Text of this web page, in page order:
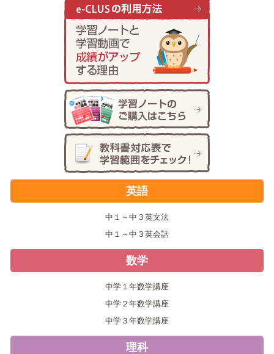
英語
中１～中３英文法
中１～中３英会話
数学
中学１年数学講座
中学２年数学講座
中学３年数学講座
理科